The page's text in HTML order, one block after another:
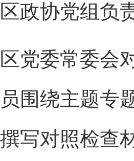
政协党组负
委常委会对
围绕主题专
写对照检查